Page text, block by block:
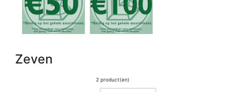
Zeven
2 product(en)